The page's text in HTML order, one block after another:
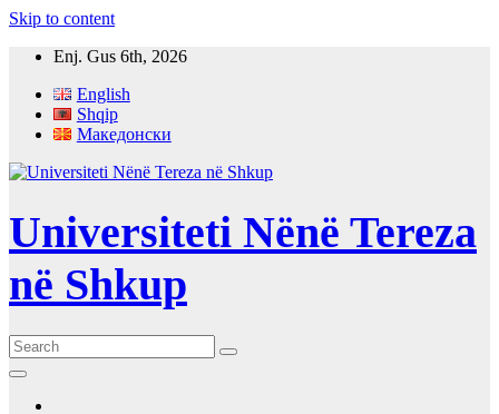
Skip to content
Enj. Gus 6th, 2026
English
Shqip
Македонски
Universiteti Nënë Tereza
në Shkup